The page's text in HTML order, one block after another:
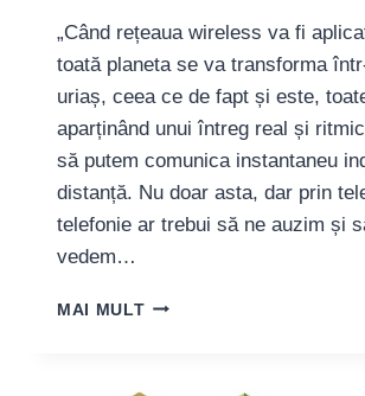
„Când rețeaua wireless va fi
toată planeta se va transforma
uriaș, ceea ce de fapt și este,
aparținând unui întreg real și
să putem comunica instantaneu
distanță. Nu doar asta, dar prin
telefonie ar trebui să ne auzim și
vedem…
MAI MULTARMINE